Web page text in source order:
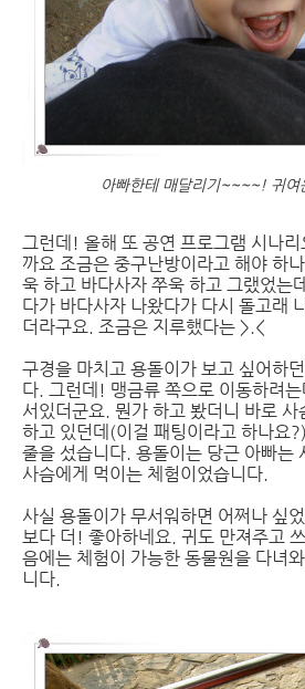
아빠한테 매달리기~~~~! 귀여
그런데! 올해 또 공연 프로그램 시나
까요 조금은 중구난방이라고 해야 하
욱 하고 바다사자 쭈욱 하고 그랬었는
다가 바다사자 나왔다가 다시 돌고래
더라구요. 조금은 지루했다는 >.<
구경을 마치고 용돌이가 보고 싶어하
다. 그런데! 맹금류 쪽으로 이동하려
서있더군요. 뭔가 하고 봤더니 바로
하고 있던데(이걸 패팅이라고 하나요
줄을 섰습니다. 용돌이는 당근 아빠는
사슴에게 먹이는 체험이었습니다.
사실 용돌이가 무서워하면 어쩌나 싶
보다 더! 좋아하네요. 귀도 만져주고
음에는 체험이 가능한 동물원을 다녀
니다.